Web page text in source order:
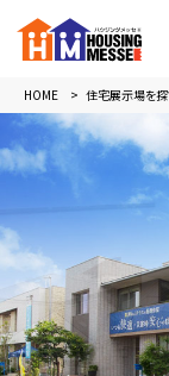
HOME 住宅展示場を探